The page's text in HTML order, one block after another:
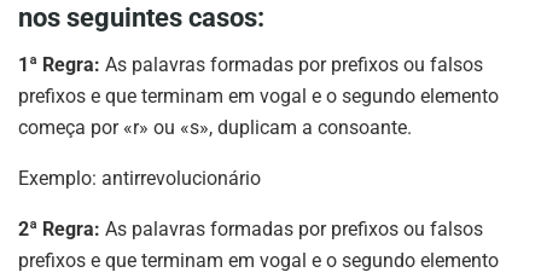
nos seguintes casos:
1ª Regra: As palavras formadas por prefixos ou falsos
prefixos e que terminam em vogal e o segundo elemento
começa por «r» ou «s», duplicam a consoante.
Exemplo: antirrevolucionário
2ª Regra: As palavras formadas por prefixos ou falsos
prefixos e que terminam em vogal e o segundo elemento